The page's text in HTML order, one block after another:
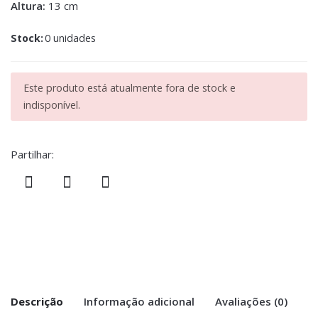
Altura: 13 cm
Stock:0 unidades
Este produto está atualmente fora de stock e
indisponível.
Partilhar:
Descrição Informação adicional Avaliações (0)